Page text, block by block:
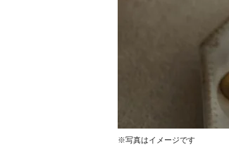
※写真はイメージです